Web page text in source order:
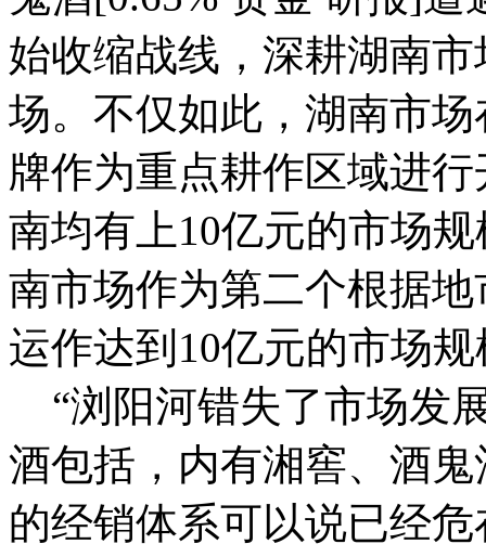
始收缩战线，深耕湖南
场。不仅如此，湖南市
牌作为重点耕作区域进
南均有上10亿元的市场
南市场作为第二个根据
运作达到10亿元的市场
“浏阳河错失了市场发
酒包括，内有湘窖、酒
的经销体系可以说已经